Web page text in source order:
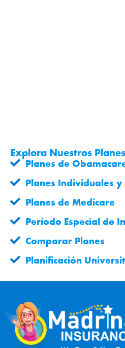
Explora Nuestros
Planes de
Planes Individuales
Planes de Medicare
Período Especial de
Comparar Planes
Planificación